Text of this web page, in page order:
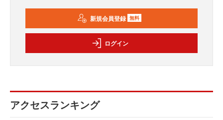
新規会員登録 無料
ログイン
アクセスランキング